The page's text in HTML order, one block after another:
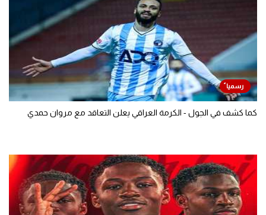
كما كشف في الجول - الكرمة العراقي يعلن التعاقد مع مروان حمدي